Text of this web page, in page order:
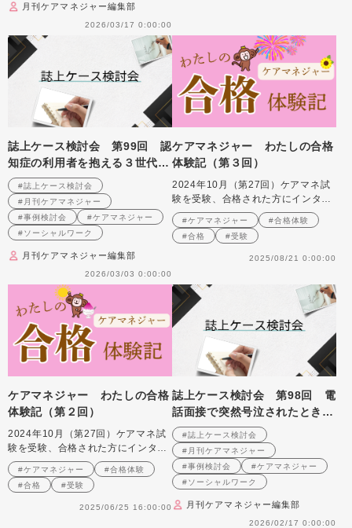
月刊ケアマネジャー編集部
2026/03/17 0:00:00
誌上ケース検討会 第99回 認
知症の利用者を抱える３世代同
居世帯への支援を考える
（2008年9月号掲載）
#誌上ケース検討会
#月刊ケアマネジャー
#事例検討会
#ケアマネジャー
#ソーシャルワーク
月刊ケアマネジャー編集部
2026/03/03 0:00:00
ケアマネジャー わたしの合格
体験記（第３回）
2024年10月（第27回）ケアマネ試
験を受験、合格された方にインタビ
ュー
#ケアマネジャー
#合格体験
#合格
#受験
2025/08/21 0:00:00
ケアマネジャー わたしの合格
体験記（第２回）
2024年10月（第27回）ケアマネ試
験を受験、合格された方にインタビ
ュー
#ケアマネジャー
#合格体験
#合格
#受験
2025/06/25 16:00:00
誌上ケース検討会 第98回 電
話面接で突然号泣されたときの
対応のしかたを考える （2008
年8月号掲載）
#誌上ケース検討会
#月刊ケアマネジャー
#事例検討会
#ケアマネジャー
#ソーシャルワーク
月刊ケアマネジャー編集部
2026/02/17 0:00:00